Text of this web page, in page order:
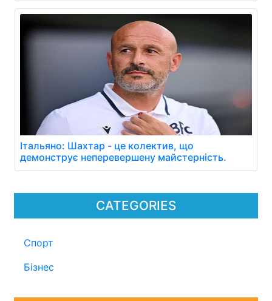
CATEGORIES
Спорт
Бізнес
Італьяно: Шахтар - це колектив, що
демонструє неперевершену майстерність.